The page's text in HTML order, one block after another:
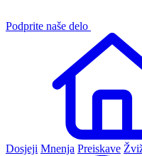
Podprite naše delo
Dosjeji Mnenja Preiskave